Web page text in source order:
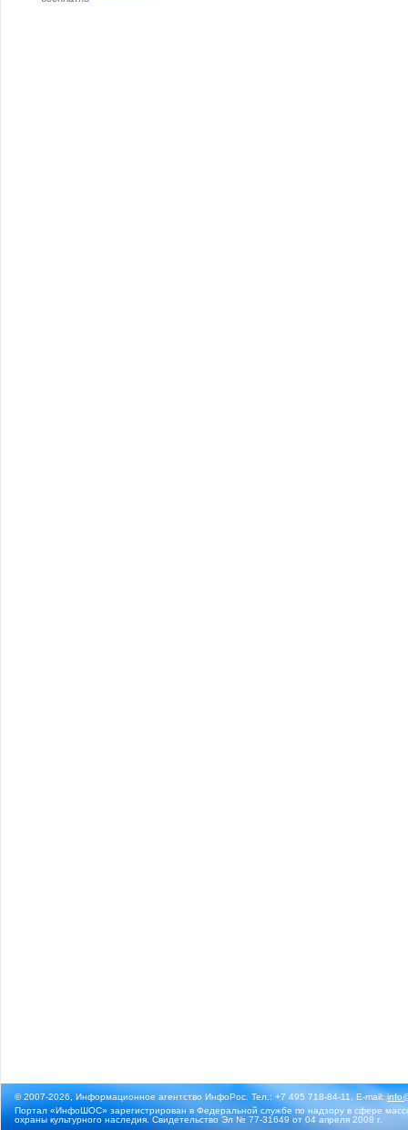
© 2007-2026, Информационное агентство ИнфоРос. Тел.: +7 495 718-84-11, E-mail:
Портал «ИнфоШОС» зарегистрирован в Федеральной службе по надзору в сфере
охраны культурного наследия. Свидетельство Эл № 77-31649 от 04 апреля 2008 г.